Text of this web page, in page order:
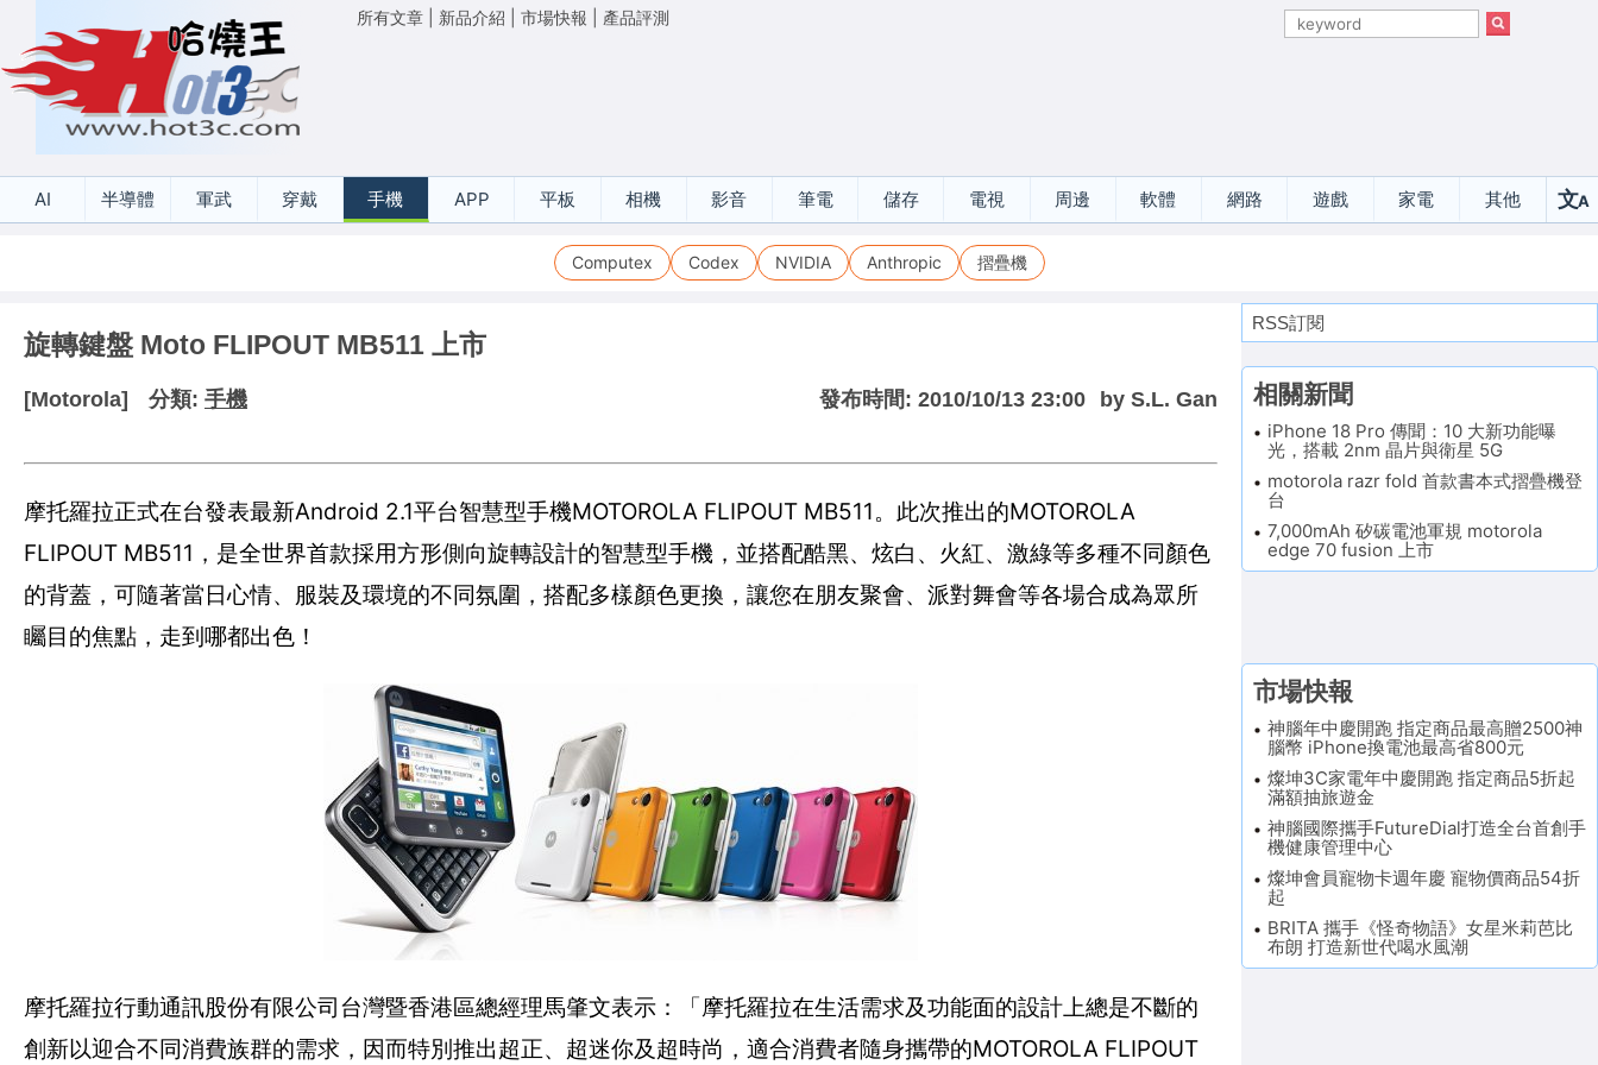
所有文章 新品介紹 市場快報 產品評測
AI 半導體 軍武 穿戴 手機 APP 平板 相機 影音 筆電 儲存 電視 周邊 軟體 網路 遊戲 家電 其他 文A
Computex Codex NVIDIA Anthropic 摺疊機
旋轉鍵盤 Moto FLIPOUT MB511 上市
[Motorola] 分類: 手機 發布時間: 2010/10/13 23:00 by S.L. Gan
摩托羅拉正式在台發表最新Android 2.1平台智慧型手機MOTOROLA FLIPOUT MB511。此次推出的MOTOROLA
FLIPOUT MB511，是全世界首款採用方形側向旋轉設計的智慧型手機，並搭配酷黑、炫白、火紅、激綠等多種不同顏色
的背蓋，可隨著當日心情、服裝及環境的不同氛圍，搭配多樣顏色更換，讓您在朋友聚會、派對舞會等各場合成為眾所
矚目的焦點，走到哪都出色！
摩托羅拉行動通訊股份有限公司台灣暨香港區總經理馬肇文表示：「摩托羅拉在生活需求及功能面的設計上總是不斷的
創新以迎合不同消費族群的需求，因而特別推出超正、超迷你及超時尚，適合消費者隨身攜帶的MOTOROLA FLIPOUT
RSS訂閱
相關新聞
iPhone 18 Pro 傳聞：10 大新功能曝
光，搭載 2nm 晶片與衛星 5G
motorola razr fold 首款書本式摺疊機登
台
7,000mAh 矽碳電池軍規 motorola
edge 70 fusion 上市
市場快報
神腦年中慶開跑 指定商品最高贈2500神
腦幣 iPhone換電池最高省800元
燦坤3C家電年中慶開跑 指定商品5折起
滿額抽旅遊金
神腦國際攜手FutureDial打造全台首創手
機健康管理中心
燦坤會員寵物卡週年慶 寵物價商品54折
起
BRITA 攜手《怪奇物語》女星米莉芭比
布朗 打造新世代喝水風潮